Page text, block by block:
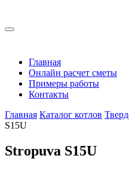
Главная
Онлайн расчет сметы
Примеры работы
Контакты
Главная Каталог котлов
S15U
Stropuva S15U